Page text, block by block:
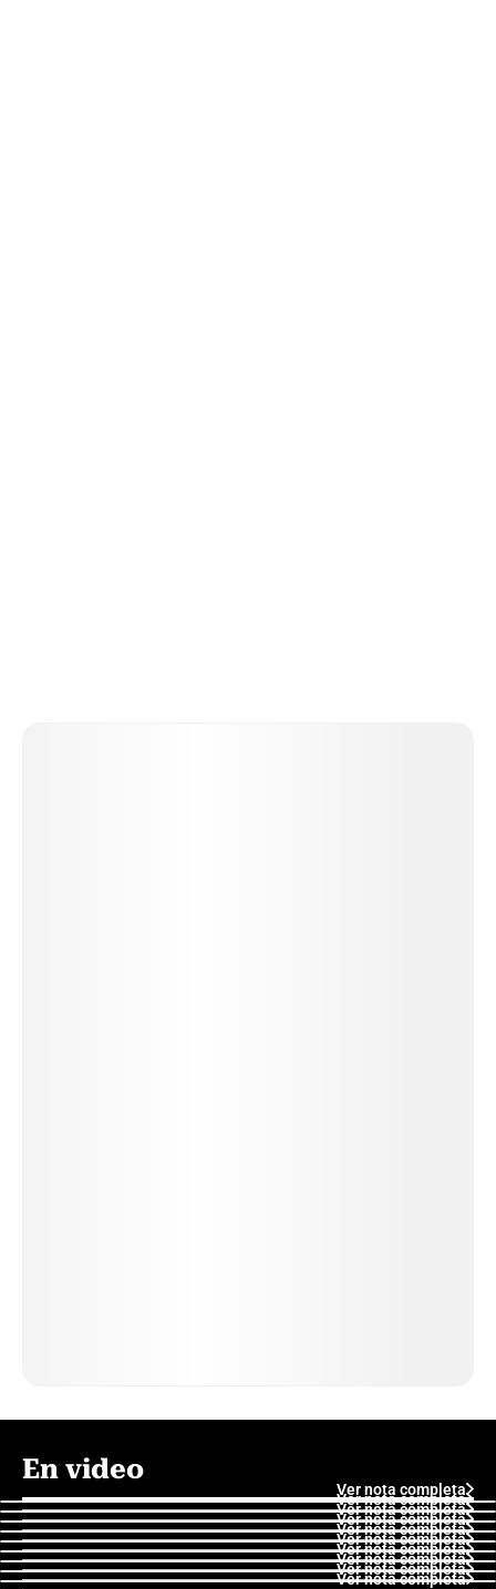
En video
Ver nota completa
Ver nota completa
Ver nota completa
Ver nota completa
Ver nota completa
Ver nota completa
Ver nota completa
Ver nota completa
Ver nota completa
Ver nota completa